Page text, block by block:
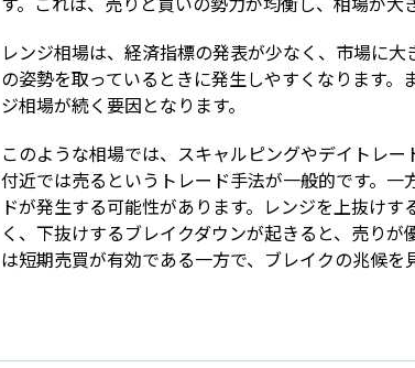
レンジ相場は、経済指標の発表が少なく、市場に
の姿勢を取っているときに発生しやすくなります
ジ相場が続く要因となります。
このような相場では、スキャルピングやデイトレ
付近では売るというトレード手法が一般的です。
ドが発生する可能性があります。レンジを上抜け
く、下抜けするブレイクダウンが起きると、売り
は短期売買が有効である一方で、ブレイクの兆候を